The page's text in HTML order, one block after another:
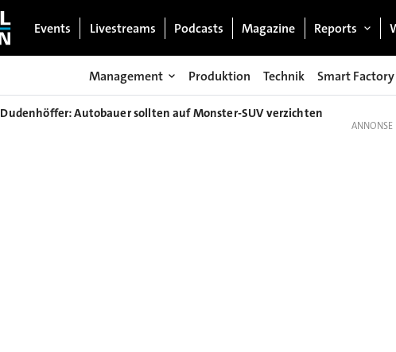
Events Livestreams Podcasts Magazine Reports
Management Produktion Technik Smart Factory
Dudenhöffer: Autobauer sollten auf Monster-SUV verzichten